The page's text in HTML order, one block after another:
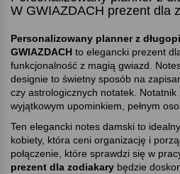
W GWIAZDACH prezent dla
Personalizowany planner z
GWIAZDACH to elegancki prezent
funkcjonalność z magią gwiazd.
designie to świetny sposób na
czy astrologicznych notatek.
wyjątkowym upominkiem, pełnym
Ten elegancki notes damski to
kobiety, która ceni organizację i
połączenie, które sprawdzi się w
prezent dla zodiakary będzie